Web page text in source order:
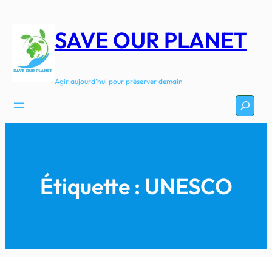
contenu
SAVE OUR PLANET
Agir aujourd'hui pour préserver demain
Étiquette : UNESCO